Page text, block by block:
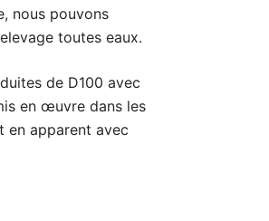
nous pouvons
toutes eaux.
de D100 avec
en œuvre dans les
en apparent avec